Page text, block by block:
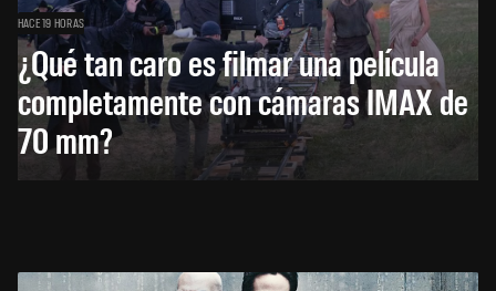
HACE 19 HORAS
¿Qué tan caro es filmar una película
completamente con cámaras IMAX de
70 mm?